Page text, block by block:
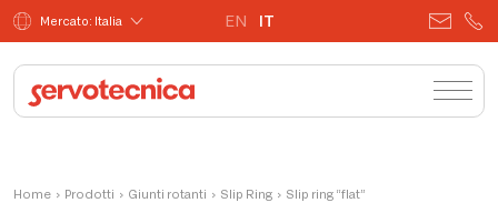
Mercato: Italia EN IT
Home › Prodotti › Giunti rotanti › Slip Ring › Slip ring “flat”
Product Manager